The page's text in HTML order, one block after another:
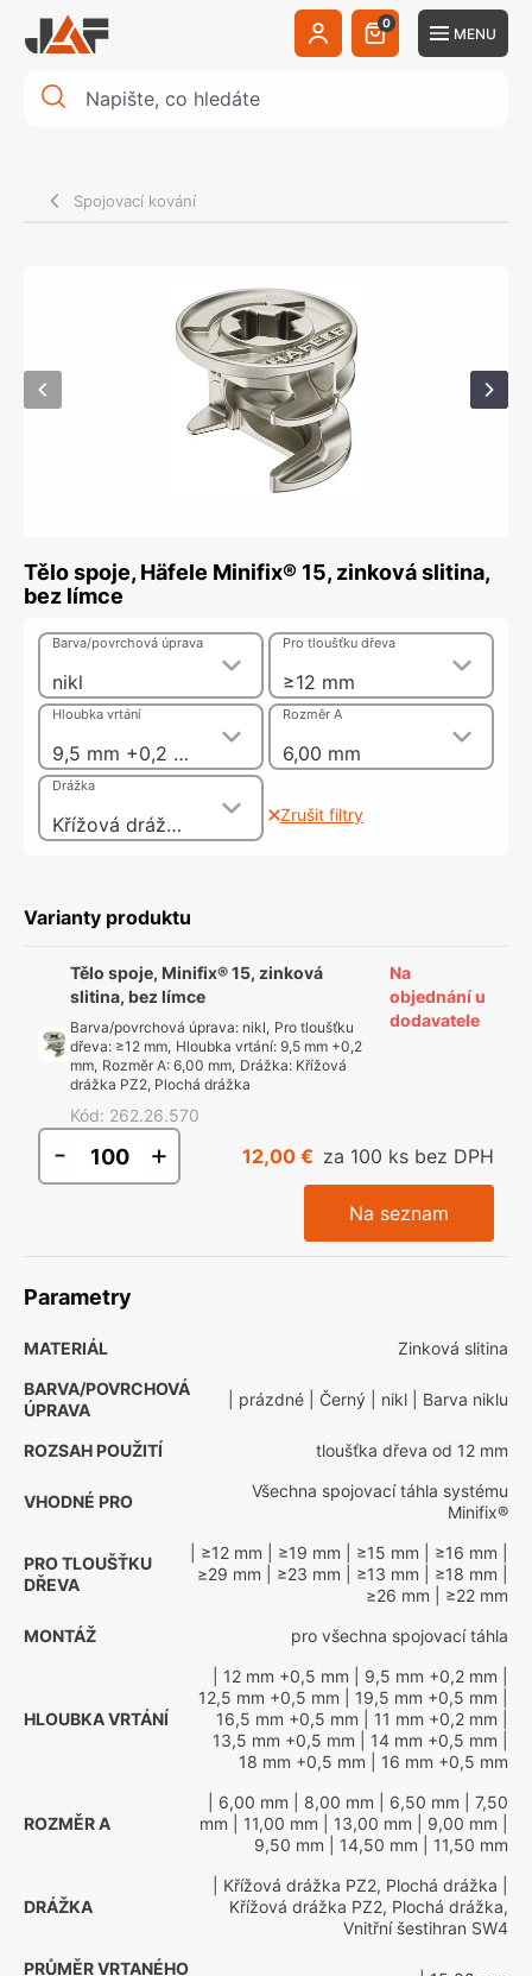
0
MENU
Spojovací kování
Tělo spoje, Häfele Minifix® 15, zinková slitina,
bez límce
nikl
Barva/povrchová úprava
≥12 mm
Pro tloušťku dřeva
9,5 mm +0,2 mm
Hloubka vrtání
6,00 mm
Rozměr A
Křížová drážka PZ2, Plochá drážka
Drážka
Zrušit filtry
Varianty produktu
Tělo spoje, Minifix® 15, zinková
slitina, bez límce
Barva/povrchová úprava: nikl, Pro tloušťku
dřeva: ≥12 mm, Hloubka vrtání: 9,5 mm +0,2
mm, Rozměr A: 6,00 mm, Drážka: Křížová
drážka PZ2, Plochá drážka
Kód: 262.26.570
Na
objednání u
dodavatele
- + 12,00 € za 100 ks bez DPH
Na seznam
Parametry
MATERIÁL
Zinková slitina
BARVA/POVRCHOVÁ
ÚPRAVA
| prázdné | Černý | nikl | Barva niklu
ROZSAH POUŽITÍ tloušťka dřeva od 12 mm
VHODNÉ PRO
Všechna spojovací táhla systému
Minifix®
PRO TLOUŠŤKU
DŘEVA
| ≥12 mm | ≥19 mm | ≥15 mm | ≥16 mm
≥29 mm | ≥23 mm | ≥13 mm | ≥18 mm
≥26 mm | ≥22 mm
MONTÁŽ
pro všechna spojovací táhla
HLOUBKA VRTÁNÍ
| 12 mm +0,5 mm | 9,5 mm +0,2 mm
12,5 mm +0,5 mm | 19,5 mm +0,5 mm
16,5 mm +0,5 mm | 11 mm +0,2 mm
13,5 mm +0,5 mm | 14 mm +0,5 mm
18 mm +0,5 mm | 16 mm +0,5 mm
ROZMĚR A
| 6,00 mm | 8,00 mm | 6,50 mm | 7,50
mm | 11,00 mm | 13,00 mm | 9,00 mm
9,50 mm | 14,50 mm | 11,50 mm
DRÁŽKA
| Křížová drážka PZ2, Plochá drážka
Křížová drážka PZ2, Plochá drážka,
Vnitřní šestihran SW4
PRŮMĚR VRTANÉHO